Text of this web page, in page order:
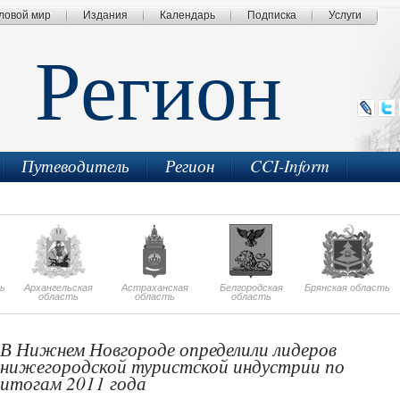
мир Издания Календарь Подписка Услуги
Регион
Путеводитель Регион CCI-Inform
Архангельская
область
Астраханская
область
Белгородская
область
Брянская область
В Нижнем Новгороде определили лидеров
нижегородской туристской индустрии по
итогам 2011 года